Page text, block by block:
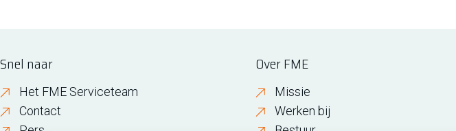
Snel naar
Het FME Serviceteam
Contact
Over FME
Missie
Werken bij